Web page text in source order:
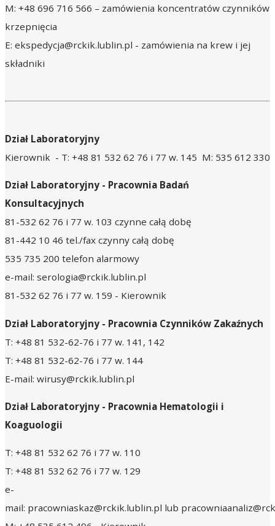
M: +48 696 716 566 – zamówienia koncentratów czynników
krzepnięcia
E: ekspedycja@rckik.lublin.pl - zamówienia na krew i jej
składniki
Dział Laboratoryjny
Kierownik - T: +48 81 532 62 76 i 77 w. 145 M: 535 612 330
Dział Laboratoryjny - Pracownia Badań
Konsultacyjnych
81-532 62 76 i 77 w. 103 czynne całą dobę
81-442 10 46 tel./fax czynny całą dobę
535 735 200 telefon alarmowy
e-mail: serologia@rckik.lublin.pl
81-532 62 76 i 77 w. 159 - Kierownik
Dział Laboratoryjny - Pracownia Czynników Zakaźnych
T: +48 81 532-62-76 i 77 w. 141, 142
T: +48 81 532-62-76 i 77 w. 144
E-mail: wirusy@rckik.lublin.pl
Dział Laboratoryjny - Pracownia Hematologii i
Koaguologii
T: +48 81 532 62 76 i 77 w. 110
T: +48 81 532 62 76 i 77 w. 129
e-
mail: pracowniaskaz@rckik.lublin.pl lub